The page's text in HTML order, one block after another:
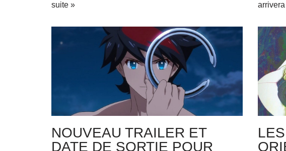
suite »
NOUVEAU TRAILER ET
DATE DE SORTIE POUR